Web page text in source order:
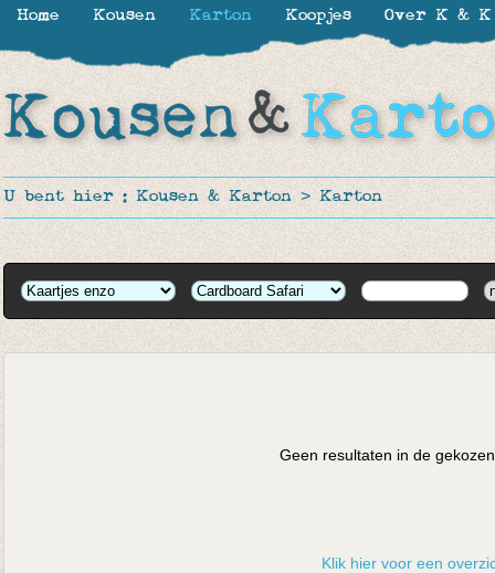
U bent hier : Kousen & Karton > Karton
Geen resultaten in de
Klik hier voor een
Home Kousen Karton Koopjes Over K & K